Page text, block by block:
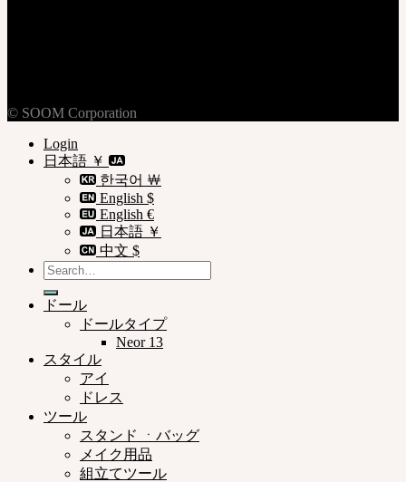
© SOOM Corporation
Login
日本語 ￥
한국어 ￦
English $
English €
日本語 ￥
中文 $
Search
for:
ドール
ドールタイプ
Neor 13
スタイル
アイ
ドレス
ツール
スタンド ㆍバッグ
メイク用品
組立てツール